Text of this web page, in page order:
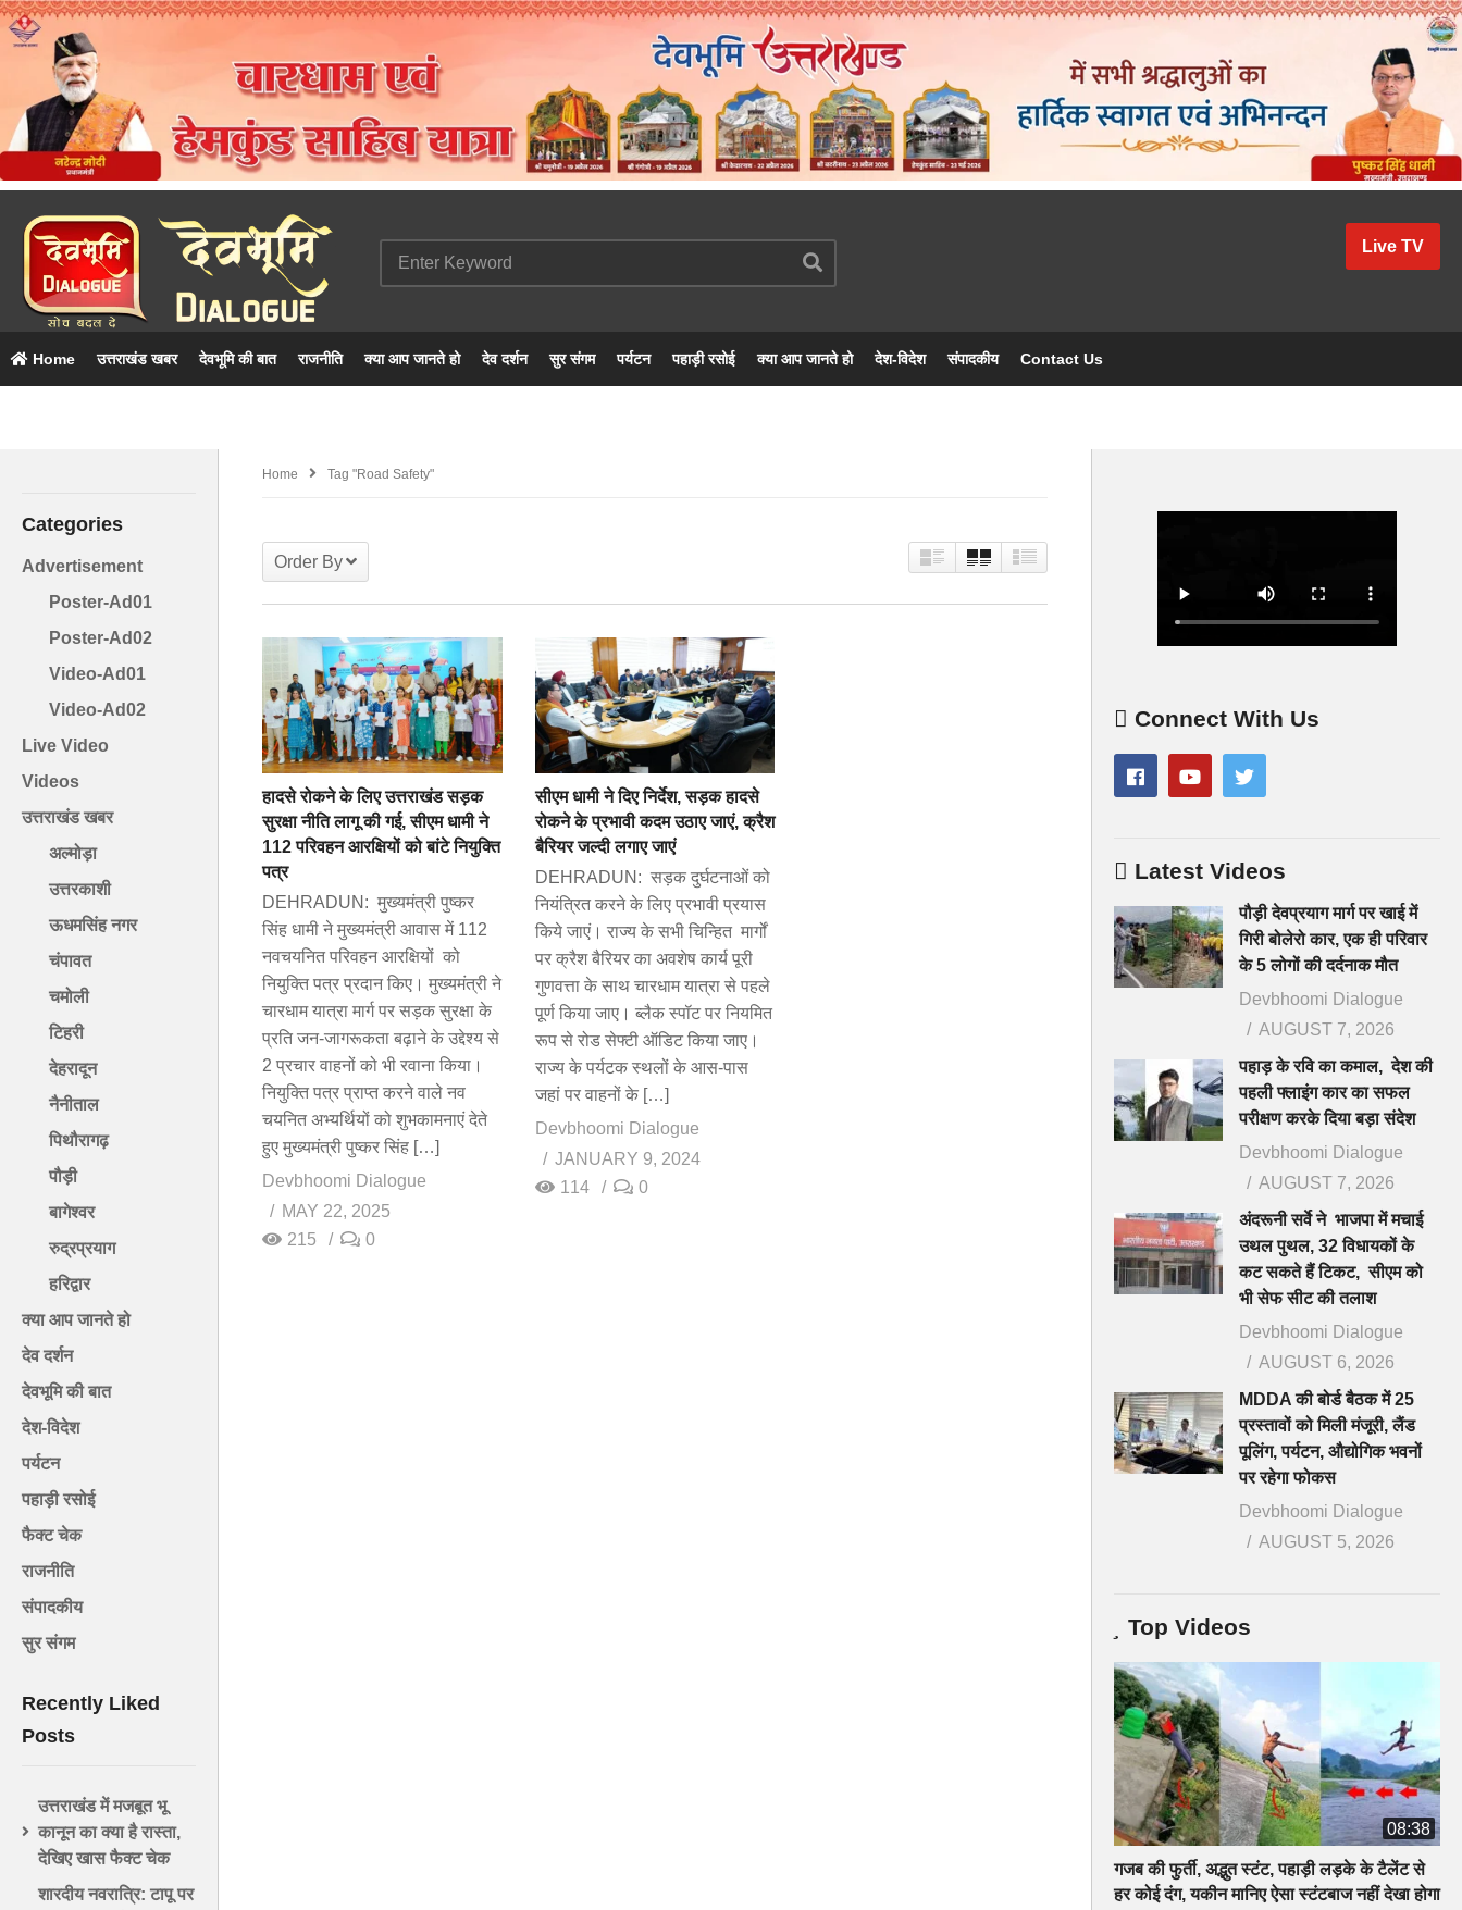
Live TV
Home उत्तराखंड खबर देवभूमि की बात राजनीति क्या आप जानते हो देव दर्शन सुर संगम पर्यटन पहाड़ी रसोई क्या आप जानते हो देश-विदेश संपादकीय Contact Us
Categories
Advertisement
Poster-Ad01
Poster-Ad02
Video-Ad01
Video-Ad02
Live Video
Videos
उत्तराखंड खबर
अल्मोड़ा
उत्तरकाशी
ऊधमसिंह नगर
चंपावत
चमोली
टिहरी
देहरादून
नैनीताल
पिथौरागढ़
पौड़ी
बागेश्वर
रुद्रप्रयाग
हरिद्वार
क्या आप जानते हो
देव दर्शन
देवभूमि की बात
देश-विदेश
पर्यटन
पहाड़ी रसोई
फैक्ट चेक
राजनीति
संपादकीय
सुर संगम
Recently Liked
Posts
उत्तराखंड में मजबूत भू
कानून का क्या है रास्ता,
देखिए खास फैक्ट चेक
शारदीय नवरात्रि: टापू पर
Home Tag "road Safety"
Order By
हादसे रोकने के लिए उत्तराखंड सड़क
सुरक्षा नीति लागू की गई, सीएम धामी ने
112 परिवहन आरक्षियों को बांटे नियुक्ति
पत्र
DEHRADUN: मुख्यमंत्री पुष्कर
सिंह धामी ने मुख्यमंत्री आवास में 112
नवचयनित परिवहन आरक्षियों को
नियुक्ति पत्र प्रदान किए। मुख्यमंत्री ने
चारधाम यात्रा मार्ग पर सड़क सुरक्षा के
प्रति जन-जागरूकता बढ़ाने के उद्देश्य से
2 प्रचार वाहनों को भी रवाना किया।
नियुक्ति पत्र प्राप्त करने वाले नव
चयनित अभ्यर्थियों को शुभकामनाएं देते
हुए मुख्यमंत्री पुष्कर सिंह […]
Devbhoomi Dialogue
MAY 22, 2025
215
0
सीएम धामी ने दिए निर्देश, सड़क हादसे
रोकने के प्रभावी कदम उठाए जाएं, क्रैश
बैरियर जल्दी लगाए जाएं
DEHRADUN: सड़क दुर्घटनाओं को
नियंत्रित करने के लिए प्रभावी प्रयास
किये जाएं। राज्य के सभी चिन्हित मार्गों
पर क्रैश बैरियर का अवशेष कार्य पूरी
गुणवत्ता के साथ चारधाम यात्रा से पहले
पूर्ण किया जाए। ब्लैक स्पॉट पर नियमित
रूप से रोड सेफ्टी ऑडिट किया जाए।
राज्य के पर्यटक स्थलों के आस-पास
जहां पर वाहनों के […]
Devbhoomi Dialogue
JANUARY 9, 2024
114
0
Connect With Us
Latest Videos
पौड़ी देवप्रयाग मार्ग पर खाई में
गिरी बोलेरो कार, एक ही परिवार
के 5 लोगों की दर्दनाक मौत
Devbhoomi Dialogue
AUGUST 7, 2026
पहाड़ के रवि का कमाल, देश की
पहली फ्लाइंग कार का सफल
परीक्षण करके दिया बड़ा संदेश
Devbhoomi Dialogue
AUGUST 7, 2026
अंदरूनी सर्वे ने भाजपा में मचाई
उथल पुथल, 32 विधायकों के
कट सकते हैं टिकट, सीएम को
भी सेफ सीट की तलाश
Devbhoomi Dialogue
AUGUST 6, 2026
MDDA की बोर्ड बैठक में 25
प्रस्तावों को मिली मंजूरी, लैंड
पूलिंग, पर्यटन, औद्योगिक भवनों
पर रहेगा फोकस
Devbhoomi Dialogue
AUGUST 5, 2026
Top Videos
08:38
गजब की फुर्ती, अद्भुत स्टंट, पहाड़ी लड़के के टैलेंट से
हर कोई दंग, यकीन मानिए ऐसा स्टंटबाज नहीं देखा होगा